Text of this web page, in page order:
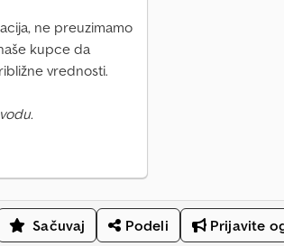
ne preuzimamo
kupce da
vrednosti.
Sačuvaj Podeli Prijavite